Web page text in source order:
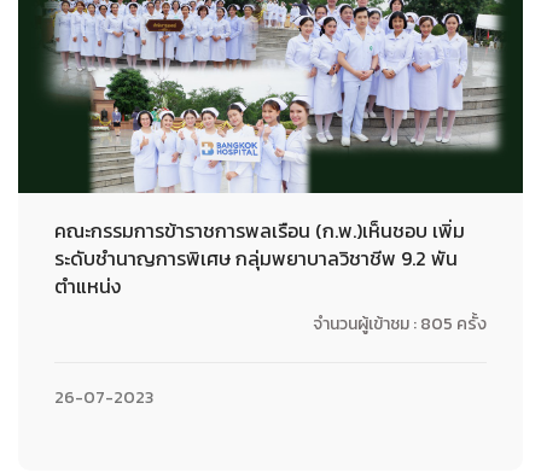
คณะกรรมการข้าราชการพลเรือน (ก.พ.)เห็นชอบ เพิ่ม
ระดับชำนาญการพิเศษ กลุ่มพยาบาลวิชาชีพ 9.2 พัน
ตำแหน่ง
จำนวนผู้เข้าชม : 805 ครั้ง
26-07-2023